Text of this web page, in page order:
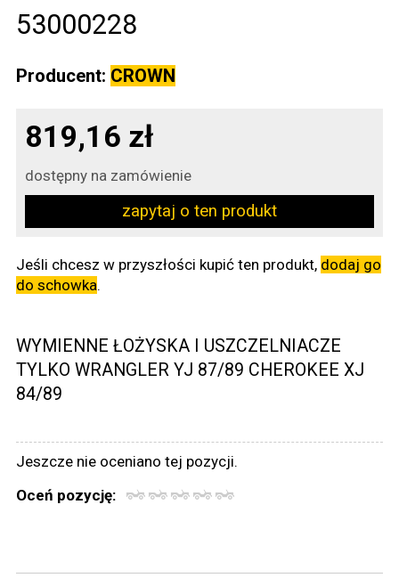
53000228
Producent: CROWN
819,16 zł
dostępny na zamówienie
zapytaj o ten produkt
Jeśli chcesz w przyszłości kupić ten produkt, dodaj go
do schowka.
WYMIENNE ŁOŻYSKA I USZCZELNIACZE
TYLKO WRANGLER YJ 87/89 CHEROKEE XJ
84/89
Jeszcze nie oceniano tej pozycji.
Oceń pozycję: